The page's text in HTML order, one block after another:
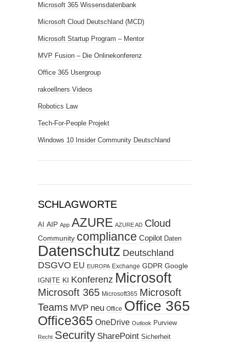
Microsoft 365 Wissensdatenbank
Microsoft Cloud Deutschland (MCD)
Microsoft Startup Program – Mentor
MVP Fusion – Die Onlinekonferenz
Office 365 Usergroup
rakoellners Videos
Robotics Law
Tech-For-People Projekt
Windows 10 Insider Community Deutschland
SCHLAGWORTE
AI AIP App AZURE AZURE AD Cloud
Community compliance Copilot Daten
Datenschutz Deutschland
DSGVO EU EUROPA Exchange GDPR Google
IGNITE KI Konferenz Microsoft
Microsoft 365 Microsoft365 Microsoft
Teams MVP neu Office Office 365
Office365 OneDrive Outlook Purview
Recht Security SharePoint Sicherheit